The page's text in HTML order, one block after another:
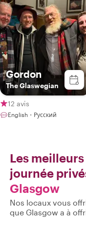
Gordon
The Glaswegian
12 avis
English・Русский
Les
journée
Glasgow
Nos locaux vous
que Glasgow a à